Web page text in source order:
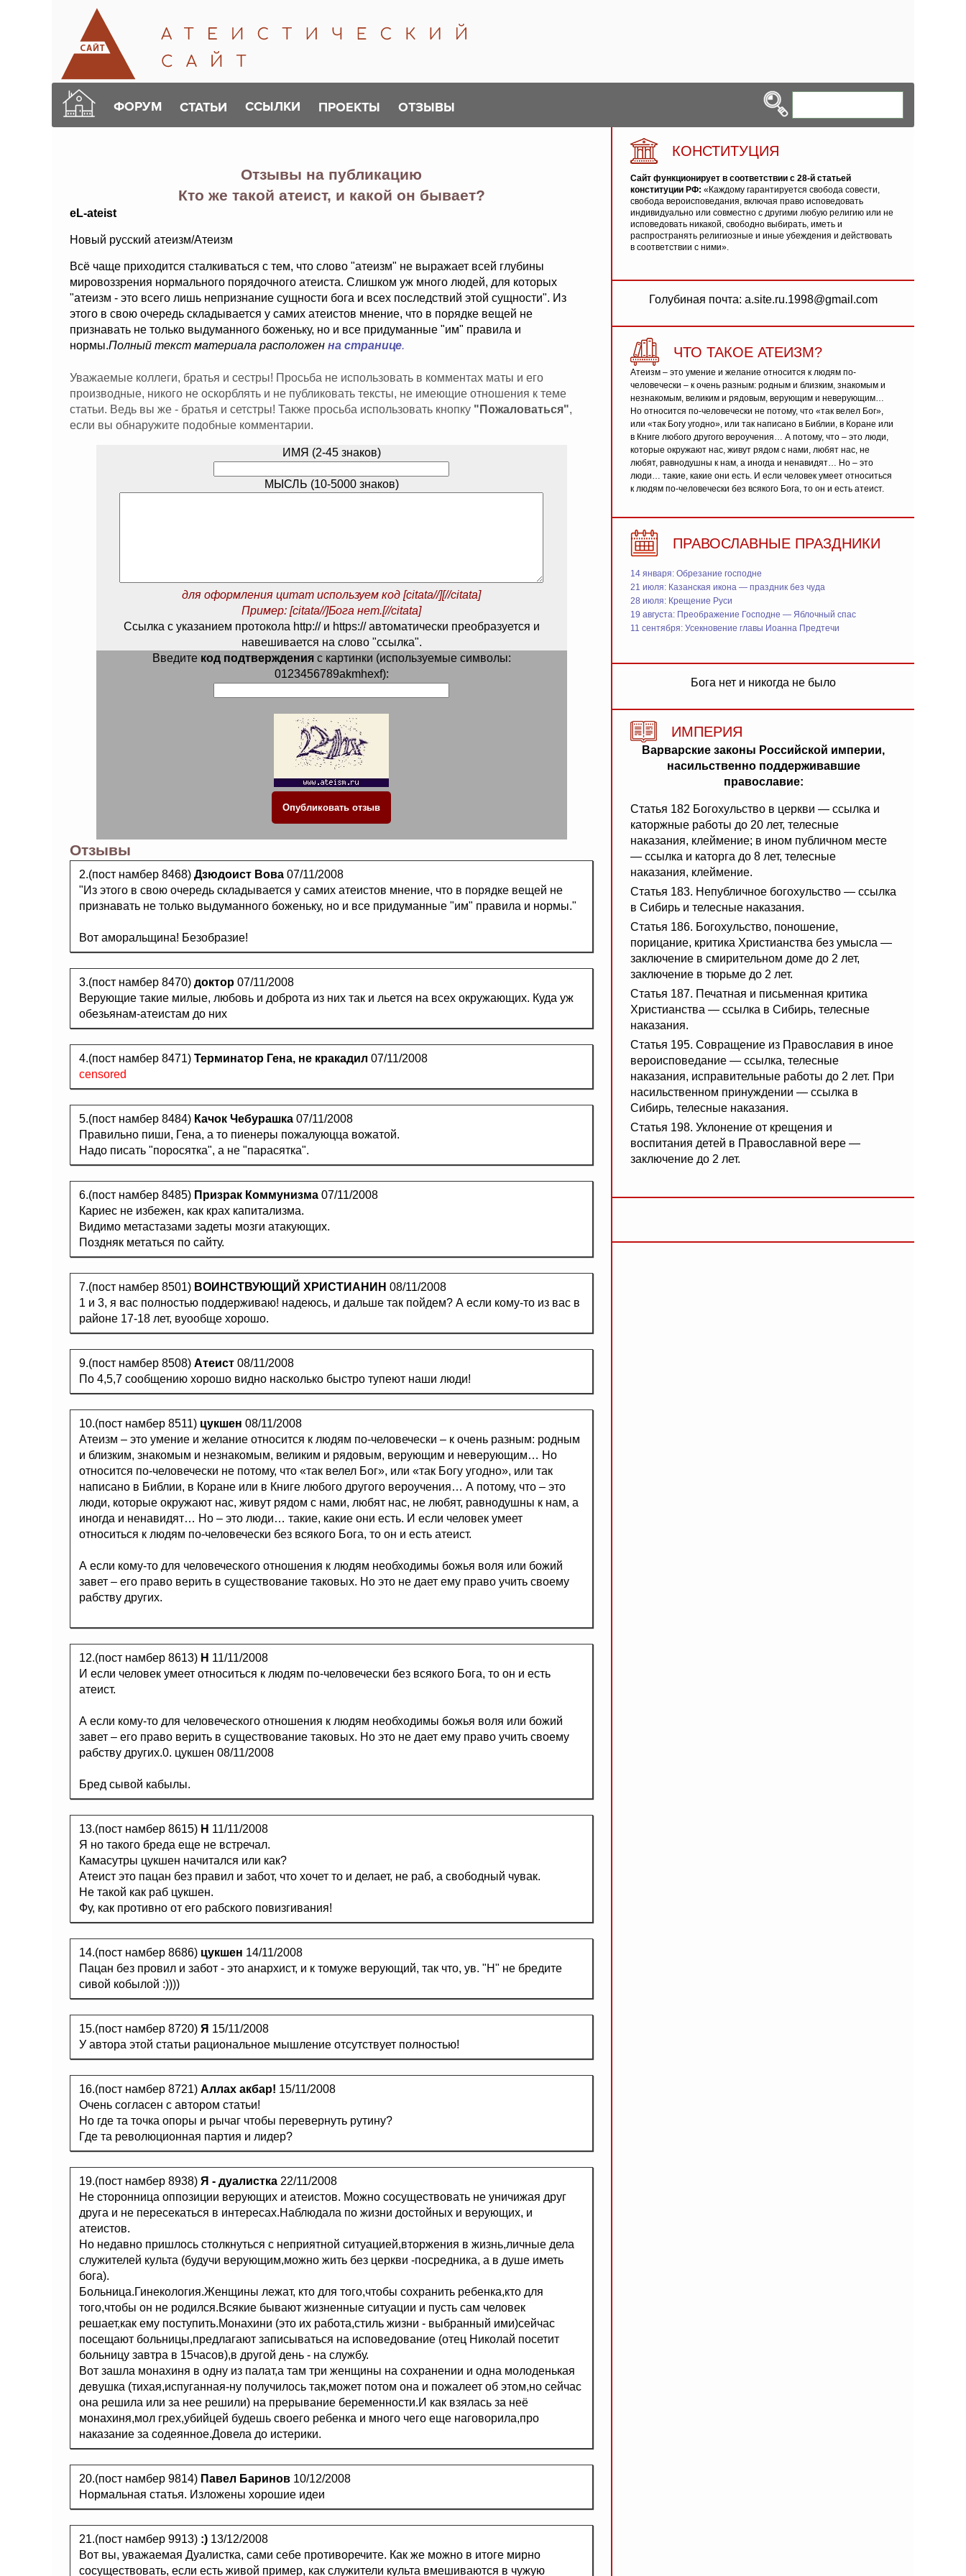
ФОРУМ СТАТЬИ ССЫЛКИ ПРОЕКТЫ ОТЗЫВЫ
Отзывы на публикацию
Кто же такой атеист, и какой он бывает?
eL-ateist
Новый русский атеизм/Атеизм
Всё чаще приходится сталкиваться с тем, что слово "атеизм" не выражает всей глубины
мировоззрения нормального порядочного атеиста. Слишком уж много людей, для которых
"атеизм - это всего лишь непризнание сущности бога и всех последствий этой сущности". Из
этого в свою очередь складывается у самих атеистов мнение, что в порядке вещей не
признавать не только выдуманного боженьку, но и все придуманные "им" правила и
нормы.Полный текст материала расположен на странице.
Уважаемые коллеги, братья и сестры! Просьба не использовать в комментах маты и его
производные, никого не оскорблять и не публиковать тексты, не имеющие отношения к теме
статьи. Ведь вы же - братья и сетстры! Также просьба использовать кнопку "Пожаловаться",
если вы обнаружите подобные комментарии.
ИМЯ (2-45 знаков)
МЫСЛЬ (10-5000 знаков)
для оформления цитат используем код [citata//][//citata]
Пример: [citata//]Бога нет.[//citata]
Ссылка с указанием протокола http:// и https:// автоматически преобразуется и
навешивается на слово "ссылка".
Введите код подтвержденияс картинки (используемые символы:
0123456789akmhexf):
Отзывы
2.(пост намбер 8468) Дзюдоист Вова 07/11/2008
"Из этого в свою очередь складывается у самих атеистов мнение, что в порядке вещей не
признавать не только выдуманного боженьку, но и все придуманные "им" правила и нормы."
Вот аморальщина! Безобразие!
3.(пост намбер 8470) доктор 07/11/2008
Верующие такие милые, любовь и доброта из них так и льется на всех окружающих. Куда уж
обезьянам-атеистам до них
4.(пост намбер 8471) Терминатор Гена, не кракадил 07/11/2008
censored
5.(пост намбер 8484) Качок Чебурашка 07/11/2008
Правильно пиши, Гена, а то пиенеры пожалуюцца вожатой.
Надо писать "поросятка", а не "парасятка".
6.(пост намбер 8485) Призрак Коммунизма 07/11/2008
Кариес не избежен, как крах капитализма.
Видимо метастазами задеты мозги атакующих.
Поздняк метаться по сайту.
7.(пост намбер 8501) ВОИНСТВУЮЩИЙ ХРИСТИАНИН 08/11/2008
1 и 3, я вас полностью поддерживаю! надеюсь, и дальше так пойдем? А если кому-то из вас в
районе 17-18 лет, вуообще хорошо.
9.(пост намбер 8508) Атеист 08/11/2008
По 4,5,7 сообщению хорошо видно насколько быстро тупеют наши люди!
10.(пост намбер 8511) цукшен 08/11/2008
Атеизм – это умение и желание относится к людям по-человечески – к очень разным: родным
и близким, знакомым и незнакомым, великим и рядовым, верующим и неверующим… Но
относится по-человечески не потому, что «так велел Бог», или «так Богу угодно», или так
написано в Библии, в Коране или в Книге любого другого вероучения… А потому, что – это
люди, которые окружают нас, живут рядом с нами, любят нас, не любят, равнодушны к нам, а
иногда и ненавидят… Но – это люди… такие, какие они есть. И если человек умеет
относиться к людям по-человечески без всякого Бога, то он и есть атеист.
А если кому-то для человеческого отношения к людям необходимы божья воля или божий
завет – его право верить в существование таковых. Но это не дает ему право учить своему
рабству других.
12.(пост намбер 8613) Н 11/11/2008
И если человек умеет относиться к людям по-человечески без всякого Бога, то он и есть
атеист.
А если кому-то для человеческого отношения к людям необходимы божья воля или божий
завет – его право верить в существование таковых. Но это не дает ему право учить своему
рабству других.0. цукшен 08/11/2008
Бред сывой кабылы.
13.(пост намбер 8615) Н 11/11/2008
Я но такого бреда еще не встречал.
Камасутры цукшен начитался или как?
Атеист это пацан без правил и забот, что хочет то и делает, не раб, а свободный чувак.
Не такой как раб цукшен.
Фу, как противно от его рабского повизгивания!
14.(пост намбер 8686) цукшен 14/11/2008
Пацан без провил и забот - это анархист, и к томуже верующий, так что, ув. "Н" не бредите
сивой кобылой :))))
15.(пост намбер 8720) Я 15/11/2008
У автора этой статьи рациональное мышление отсутствует полностью!
16.(пост намбер 8721) Аллах акбар! 15/11/2008
Очень согласен с автором статьи!
Но где та точка опоры и рычаг чтобы перевернуть рутину?
Где та революционная партия и лидер?
19.(пост намбер 8938) Я - дуалистка 22/11/2008
Не сторонница оппозиции верующих и атеистов. Можно сосуществовать не уничижая друг
друга и не пересекаться в интересах.Наблюдала по жизни достойных и верующих, и
атеистов.
Но недавно пришлось столкнуться с неприятной ситуацией,вторжения в жизнь,личные дела
служителей культа (будучи верующим,можно жить без церкви -посредника, а в душе иметь
бога).
Больница.Гинекология.Женщины лежат, кто для того,чтобы сохранить ребенка,кто для
того,чтобы он не родился.Всякие бывают жизненные ситуации и пусть сам человек
решает,как ему поступить.Монахини (это их работа,стиль жизни - выбранный ими)сейчас
посещают больницы,предлагают записываться на исповедование (отец Николай посетит
больницу завтра в 15часов),в другой день - на службу.
Вот зашла монахиня в одну из палат,а там три женщины на сохранении и одна молоденькая
девушка (тихая,испуганная-ну получилось так,может потом она и пожалеет об этом,но сейчас
она решила или за нее решили) на прерывание беременности.И как взялась за неё
монахиня,мол грех,убийцей будешь своего ребенка и много чего еще наговорила,про
наказание за содеянное.Довела до истерики.
20.(пост намбер 9814) Павел Баринов 10/12/2008
Нормальная статья. Изложены хорошие идеи
21.(пост намбер 9913) :) 13/12/2008
Вот вы, уважаемая Дуалистка, сами себе противоречите. Как же можно в итоге мирно
сосуществовать, если есть живой пример, как служители культа вмешиваются в чужую
КОНСТИТУЦИЯ
Сайт функционирует в соответствии с 28-й статьей
конституции РФ: «Каждому гарантируется свобода совести,
свобода вероисповедания, включая право исповедовать
индивидуально или совместно с другими любую религию или не
исповедовать никакой, свободно выбирать, иметь и
распространять религиозные и иные убеждения и действовать
в соответствии с ними».
Голубиная почта: a.site.ru.1998@gmail.com
ЧТО ТАКОЕ АТЕИЗМ?
Атеизм – это умение и желание относится к людям по-
человечески – к очень разным: родным и близким, знакомым и
незнакомым, великим и рядовым, верующим и неверующим…
Но относится по-человечески не потому, что «так велел Бог»,
или «так Богу угодно», или так написано в Библии, в Коране или
в Книге любого другого вероучения… А потому, что – это люди,
которые окружают нас, живут рядом с нами, любят нас, не
любят, равнодушны к нам, а иногда и ненавидят… Но – это
люди… такие, какие они есть. И если человек умеет относиться
к людям по-человечески без всякого Бога, то он и есть атеист.
ПРАВОСЛАВНЫЕ ПРАЗДНИКИ
14 января: Обрезание господне
21 июля: Казанская икона — праздник без чуда
28 июля: Крещение Руси
19 августа: Преображение Господне — Яблочный спас
11 сентября: Усекновение главы Иоанна Предтечи
Бога нет и никогда не было
ИМПЕРИЯ
Варварские законы Российской империи,
насильственно поддерживавшие
православие:
Статья 182 Богохульство в церкви — ссылка и
каторжные работы до 20 лет, телесные
наказания, клеймение; в ином публичном месте
— ссылка и каторга до 8 лет, телесные
наказания, клеймение.
Статья 183. Непубличное богохульство — ссылка
в Сибирь и телесные наказания.
Статья 186. Богохульство, поношение,
порицание, критика Христианства без умысла —
заключение в смирительном доме до 2 лет,
заключение в тюрьме до 2 лет.
Статья 187. Печатная и письменная критика
Христианства — ссылка в Сибирь, телесные
наказания.
Статья 195. Совращение из Православия в иное
вероисповедание — ссылка, телесные
наказания, исправительные работы до 2 лет. При
насильственном принуждении — ссылка в
Сибирь, телесные наказания.
Статья 198. Уклонение от крещения и
воспитания детей в Православной вере —
заключение до 2 лет.